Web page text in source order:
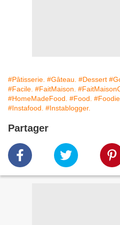
#Pâtisserie. #Gâteau. #Dessert
#Facile. #FaitMaison.
#HomeMadeFood. #Food.
#Instafood. #Instablogger.
Partager